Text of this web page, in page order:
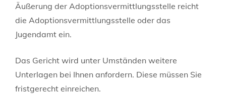
Äußerung der Adoptionsvermittlungsstelle reicht
die Adoptionsvermittlungsstelle oder das
Jugendamt ein.
Das Gericht wird unter Umständen weitere
Unterlagen bei Ihnen anfordern. Diese müssen Sie
fristgerecht einreichen.